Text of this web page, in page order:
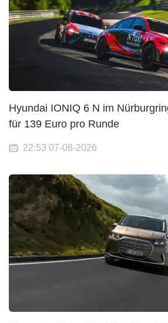
Hyundai IONIQ 6 N im
für 139 Euro pro Runde
22:53 07-08-2026